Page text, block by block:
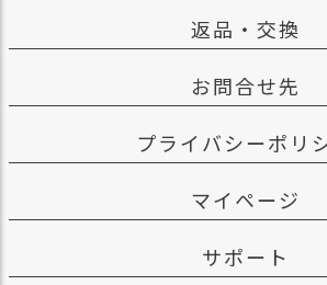
返品・交換
お問合せ先
プライバシーポリ
マイページ
サポート